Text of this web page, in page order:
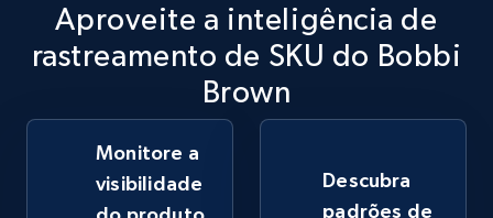
eBay - Collect products from shops on eBay
URL, Product id, Title, Seller name, Seller rating,
Seller reviews, Breadcrumbs, Root category, and
more.
2.5K+ 359+ Comece agora
Aproveite a inteligência de
rastreamento de SKU do Bobbi
Brown
Monitore a
visibilidade
Descubra
padrões de